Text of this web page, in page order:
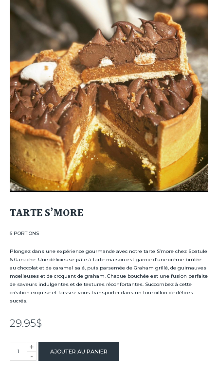
TARTE S’MORE
6 PORTIONS
Plongez dans une expérience gourmande avec notre tarte S’more chez Spatule
& Ganache. Une délicieuse pâte à tarte maison est garnie d’une crème brûlée
au chocolat et de caramel salé, puis parsemée de Graham grillé, de guimauves
moelleuses et de croquant de graham. Chaque bouchée est une fusion parfaite
de saveurs indulgentes et de textures réconfortantes. Succombez à cette
création exquise et laissez-vous transporter dans un tourbillon de délices
sucrés.
29.95$
quantité
de
+
-
AJOUTER AU PANIER